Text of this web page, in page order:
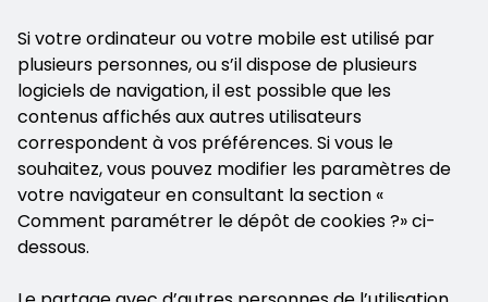
Si votre ordinateur ou votre mobile est utilisé par
plusieurs personnes, ou s’il dispose de plusieurs
logiciels de navigation, il est possible que les
contenus affichés aux autres utilisateurs
correspondent à vos préférences. Si vous le
souhaitez, vous pouvez modifier les paramètres de
votre navigateur en consultant la section «
Comment paramétrer le dépôt de cookies ?» ci-
dessous.